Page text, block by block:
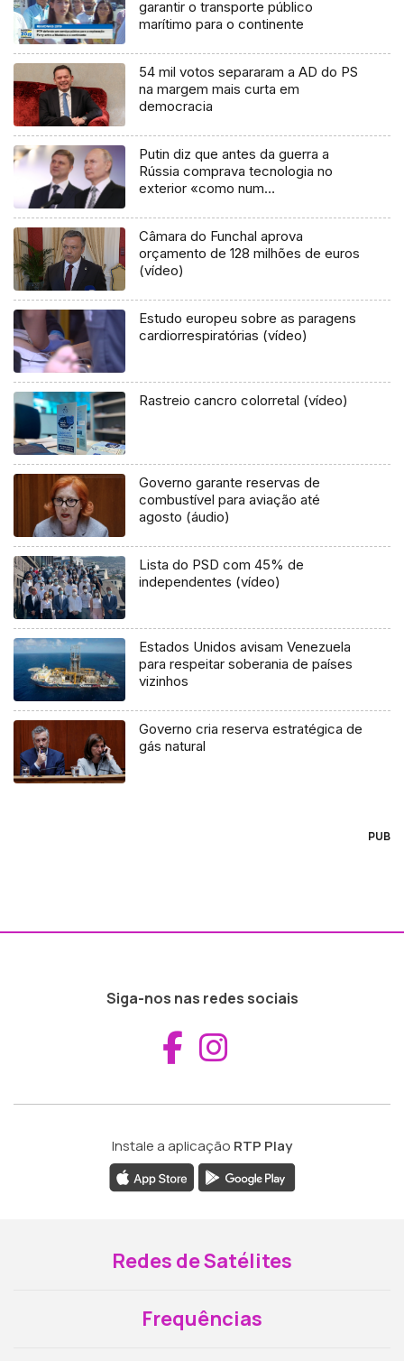
garantir o transporte público
marítimo para o continente
54 mil votos separaram a AD do PS
na margem mais curta em
democracia
Putin diz que antes da guerra a
Rússia comprava tecnologia no
exterior «como num
Câmara do Funchal aprova
orçamento de 128 milhões de euros
(vídeo)
Estudo europeu sobre as paragens
cardiorrespiratórias (vídeo)
Rastreio cancro colorretal (vídeo)
Governo garante reservas de
combustível para aviação até
agosto (áudio)
Lista do PSD com 45% de
independentes (vídeo)
Estados Unidos avisam Venezuela
para respeitar soberania de países
vizinhos
Governo cria reserva estratégica de
gás natural
PUB
Siga-nos nas redes sociais
Aceder ao
Instale a aplicação RTP Play
Redes de Satélites
Frequências